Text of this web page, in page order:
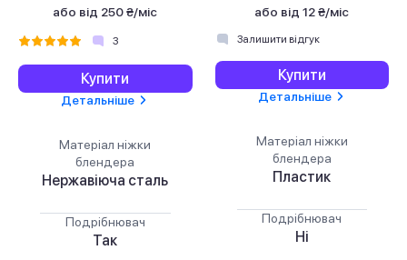
або від 250 ₴/міс
3
Купити
Детальніше
Матеріал ніжки
блендера
Нержавіюча сталь
Подрібнювач
Так
або від 12 ₴/міс
Залишити відгук
Купити
Детальніше
Матеріал ніжки
блендера
Пластик
Подрібнювач
Ні